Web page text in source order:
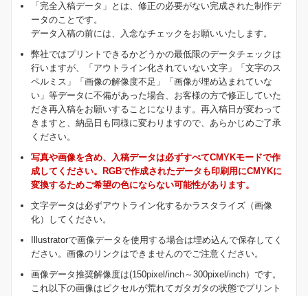
「完全入稿データ」とは、修正の必要がない完成された制作デ
ータのことです。
データ入稿の前には、入念なチェックをお願いいたします。
弊社ではプリントできるかどうかの最低限のデータチェックは
行いますが、「アウトライン化されていない文字」「文字のス
ペルミス」「画像の解像度不足」「画像が埋め込まれていな
い」等データに不備があった場合、お客様の方で修正していた
だき再入稿をお願いすることになります。再入稿日が変わって
きますと、納品日も同様に変わりますので、あらかじめご了承
ください。
写真や画像を含め、入稿データは必ずすべてCMYKモードで作
成してください。RGBで作成されたデータも印刷用にCMYKに
変換するためご希望の色にならない可能性があります。
文字データは必ずアウトライン化するかラスタライズ（画像
化）してください。
Illustratorで画像データを使用する場合は埋め込んで保存してく
ださい。画像のリンクはできませんのでご注意ください。
画像データ推奨解像度は(150pixel/inch～300pixel/inch）です。
これ以下の画像はピクセルが荒れてガタガタの状態でプリント